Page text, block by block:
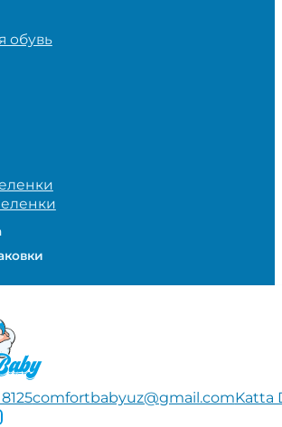
обувь
comfortbabyuz@gmail.comKatta
нами на Facebook
за нами в Instagram
за нами в Telegram
за нами в YouTube